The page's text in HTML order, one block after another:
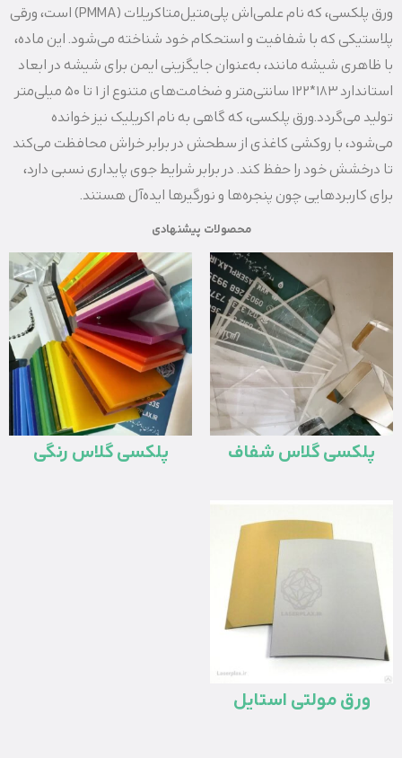
ورق پلکسی، که نام علمی‌اش پلی‌متیل‌متاکریلات (PMMA) است، ورقی
پلاستیکی که با شفافیت و استحکام خود شناخته می‌شود. این ماده،
با ظاهری شیشه‌ مانند، به‌عنوان جایگزینی ایمن برای شیشه در ابعاد
استاندارد 183*122 سانتی‌متر و ضخامت‌های متنوع از 1 تا 50 میلی‌متر
تولید می‌گردد.ورق پلکسی، که گاهی به نام اکریلیک نیز خوانده
می‌شود، با روکشی کاغذی از سطحش در برابر خراش محافظت می‌کند
تا درخشش خود را حفظ کند. در برابر شرایط جوی پایداری نسبی دارد،
برای کاربردهایی چون پنجره‌ها و نورگیرها ایده‌آل هستند.
محصولات پیشنهادی
پلکسی گلاس شفاف پلکسی گلاس رنگی
ورق مولتی استایل